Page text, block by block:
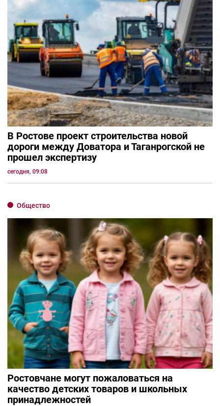
В Ростове проект строительства новой
дороги между Доватора и Таганрогской не
прошел экспертизу
сегодня, 09:08
Общество
Ростовчане могут пожаловаться на
качество детских товаров и школьных
принадлежностей